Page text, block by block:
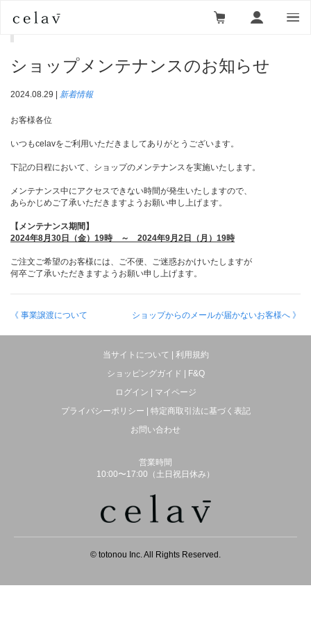
ニュース一覧
＞ ショップメンテナンスのお知
ショップメンテナンスのお知らせ
2024.08.29 | 新着情報
お客様各位
いつもcelavをご利用いただきましてありがとうございます。
下記の日程において、ショップのメンテナンスを実施いたします。
メンテナンス中にアクセスできない時間が発生いたしますので、
あらかじめご了承いただきますようお願い申し上げます。
【メンテナンス期間】
2024年8月30日（金）19時 ～ 2024年9月2日（月）19時
ご注文ご希望のお客様には、ご不便、ご迷惑おかけいたしますが
何卒ご了承いただきますようお願い申し上げます。
《 事業譲渡について ショップからのメールが届かないお客様へ 》
当サイトについて
利用規約
ショッピングガイド
F&Q
ログイン
マイページ
プライバシーポリシー
特定商取引法に基づく表記
お問い合わせ
営業時間
10:00〜17:00（土日祝日休み）
© totonou Inc. All Rights Reserved.